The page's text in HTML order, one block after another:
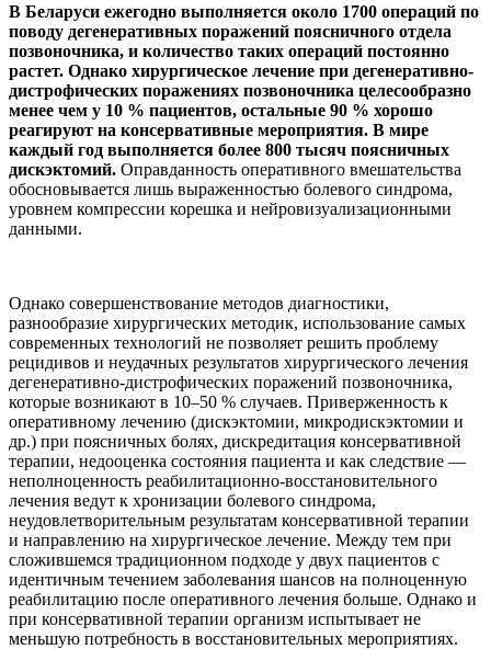
В Беларуси ежегодно выполняется около 1700 операций по
поводу дегенеративных поражений поясничного отдела
позвоночника, и количество таких операций постоянно
растет. Однако хирургическое лечение при дегенеративно-
дистрофических поражениях позвоночника целесообразно
менее чем у 10 % пациентов, остальные 90 % хорошо
реагируют на консервативные мероприятия. В мире
каждый год выполняется более 800 тысяч поясничных
дискэктомий. Оправданность оперативного вмешательства
обосновывается лишь выраженностью болевого синдрома,
уровнем компрессии корешка и нейровизуализационными
данными.
Однако совершенствование методов диагностики,
разнообразие хирургических методик, использование самых
современных технологий не позволяет решить проблему
рецидивов и неудачных результатов хирургического лечения
дегенеративно-дистрофических поражений позвоночника,
которые возникают в 10–50 % случаев. Приверженность к
оперативному лечению (дискэктомии, микродискэктомии и
др.) при поясничных болях, дискредитация консервативной
терапии, недооценка состояния пациента и как следствие —
неполноценность реабилитационно-восстановительного
лечения ведут к хронизации болевого синдрома,
неудовлетворительным результатам консервативной терапии
и направлению на хирургическое лечение. Между тем при
сложившемся традиционном подходе у двух пациентов с
идентичным течением заболевания шансов на полноценную
реабилитацию после оперативного лечения больше. Однако и
при консервативной терапии организм испытывает не
меньшую потребность в восстановительных мероприятиях.